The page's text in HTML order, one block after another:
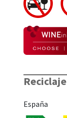
Reciclaje
España